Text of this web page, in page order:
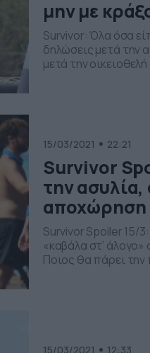
μην με
Survivor: Όλα όσα
δηλώσεις μετά την
μετά την
15/03/2021 22:21
Survivor
την ασυλία,
αποχώρηση
Survivor Spoiler 15/
«καβάλα στ’
Ποιος θα πάρει
15/03/2021 12:33